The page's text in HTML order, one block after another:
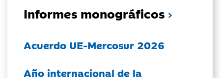
Informes monográficos
Acuerdo UE-Mercosur 2026
Año internacional de la